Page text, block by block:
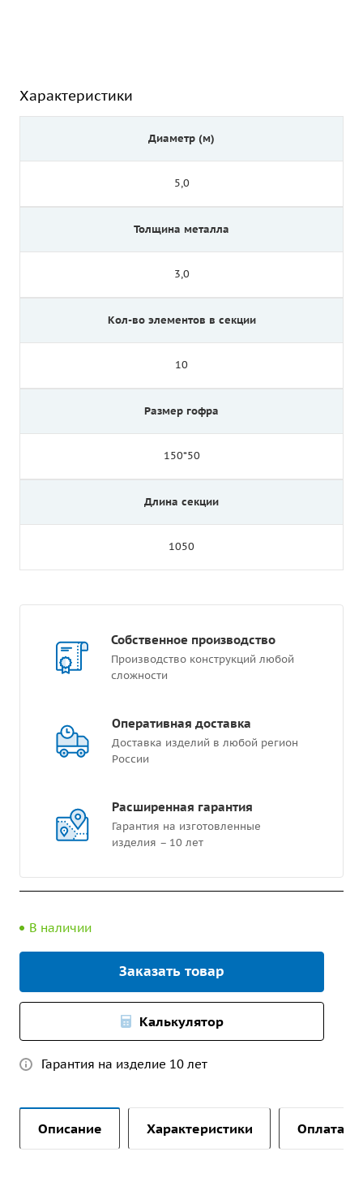
Характеристики
Диаметр (м)
5,0
Толщина металла
3,0
Кол-во элементов в секции
10
Размер гофра
150*50
Длина секции
1050
Собственное производство
Производство конструкций любой
сложности
Оперативная доставка
Доставка изделий в любой регион
России
Расширенная гарантия
Гарантия на изготовленные
изделия – 10 лет
В наличии
Заказать товар
Калькулятор
Гарантия на изделие 10 лет
Описание Характеристики Оплата и